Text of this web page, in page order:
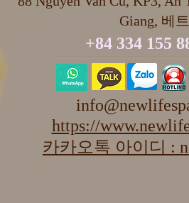
Giang, 베
+84 334 155
https://
카카오톡 아이디 :